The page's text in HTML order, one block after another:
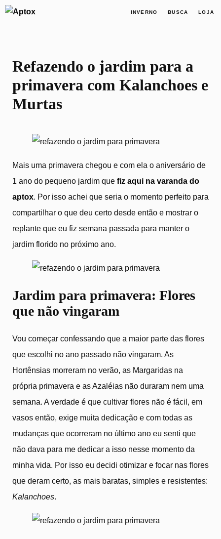
INVERNO BUSCA LOJA
Refazendo o jardim para a
primavera com Kalanchoes e
Murtas
Mais uma primavera chegou e com ela o aniversário de
1 ano do pequeno jardim que fiz aqui na varanda do
aptox. Por isso achei que seria o momento perfeito para
compartilhar o que deu certo desde então e mostrar o
replante que eu fiz semana passada para manter o
jardim florido no próximo ano.
Jardim para primavera: Flores
que não vingaram
Vou começar confessando que a maior parte das flores
que escolhi no ano passado não vingaram. As
Hortênsias morreram no verão, as Margaridas na
própria primavera e as Azaléias não duraram nem uma
semana. A verdade é que cultivar flores não é fácil, em
vasos então, exige muita dedicação e com todas as
mudanças que ocorreram no último ano eu senti que
não dava para me dedicar a isso nesse momento da
minha vida. Por isso eu decidi otimizar e focar nas flores
que deram certo, as mais baratas, simples e resistentes:
Kalanchoes.